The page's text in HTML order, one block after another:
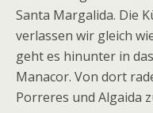
Santa Margalida. Die
verlassen wir gleich
geht es hinunter in
Manacor. Von dort
Porreres und Algaida